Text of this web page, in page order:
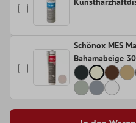
Schönox MES
Bahamabeige